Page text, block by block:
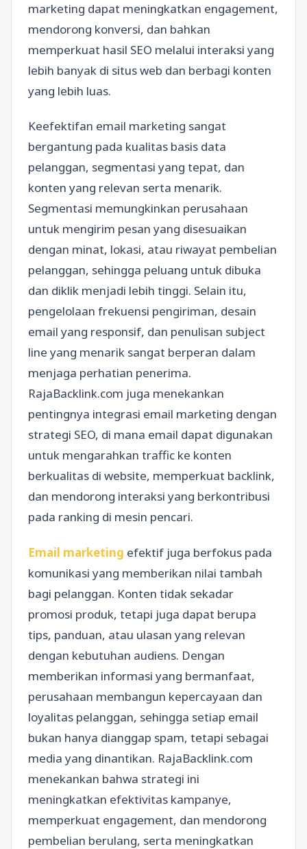
marketing dapat meningkatkan engagement,
mendorong konversi, dan bahkan
memperkuat hasil SEO melalui interaksi yang
lebih banyak di situs web dan berbagi konten
yang lebih luas.
Keefektifan email marketing sangat
bergantung pada kualitas basis data
pelanggan, segmentasi yang tepat, dan
konten yang relevan serta menarik.
Segmentasi memungkinkan perusahaan
untuk mengirim pesan yang disesuaikan
dengan minat, lokasi, atau riwayat pembelian
pelanggan, sehingga peluang untuk dibuka
dan diklik menjadi lebih tinggi. Selain itu,
pengelolaan frekuensi pengiriman, desain
email yang responsif, dan penulisan subject
line yang menarik sangat berperan dalam
menjaga perhatian penerima.
RajaBacklink.com juga menekankan
pentingnya integrasi email marketing dengan
strategi SEO, di mana email dapat digunakan
untuk mengarahkan traffic ke konten
berkualitas di website, memperkuat backlink,
dan mendorong interaksi yang berkontribusi
pada ranking di mesin pencari.
Email marketing efektif juga berfokus pada
komunikasi yang memberikan nilai tambah
bagi pelanggan. Konten tidak sekadar
promosi produk, tetapi juga dapat berupa
tips, panduan, atau ulasan yang relevan
dengan kebutuhan audiens. Dengan
memberikan informasi yang bermanfaat,
perusahaan membangun kepercayaan dan
loyalitas pelanggan, sehingga setiap email
bukan hanya dianggap spam, tetapi sebagai
media yang dinantikan. RajaBacklink.com
menekankan bahwa strategi ini
meningkatkan efektivitas kampanye,
memperkuat engagement, dan mendorong
pembelian berulang, serta meningkatkan